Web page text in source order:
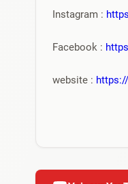
Instagram :
Facebook :
website :